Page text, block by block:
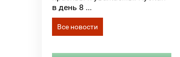
в день 8 ...
Все новости